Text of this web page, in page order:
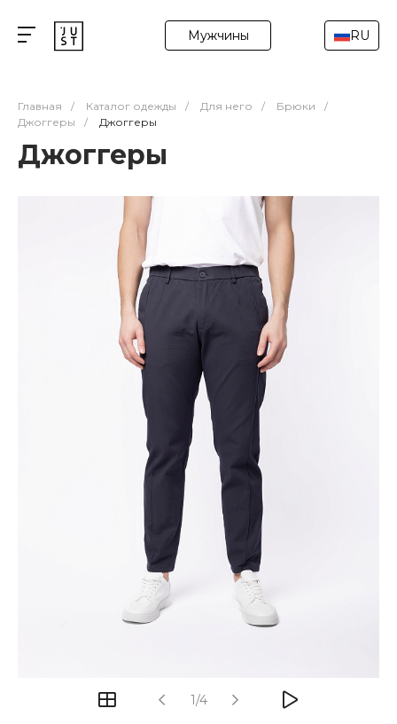
Мужчины RU
Главная / Каталог одежды / Для него / Брюки
/
Джоггеры
/ Джоггеры
Джоггеры
1/4